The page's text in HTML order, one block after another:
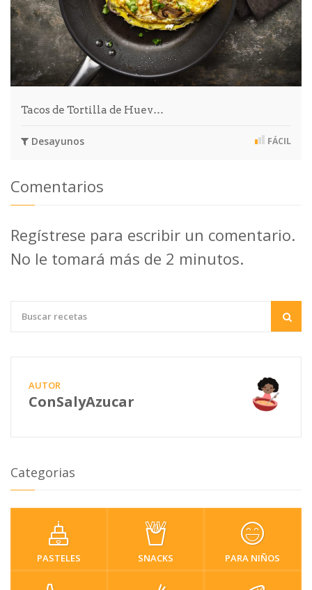
Tacos de Tortilla de Huev…
Desayunos FÁCIL
Comentarios
Regístrese para escribir un comentario.
No le tomará más de 2 minutos.
AUTOR
ConSalyAzucar
Categorias
PASTELES SNACKS PARA NIÑOS